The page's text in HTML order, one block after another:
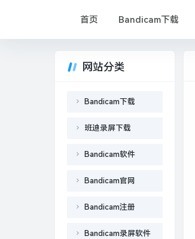
首页 Bandicam下载
网站分类
Bandicam下载
班迪录屏下载
Bandicam软件
Bandicam官网
Bandicam注册
Bandicam录屏软件